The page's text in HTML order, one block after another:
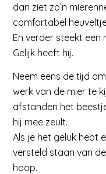
dan ziet zo’n
comfortabel
En verder steekt een
Gelijk heeft hij.
Neem eens de tijd
werk van de mier te
afstanden het
hij mee zeult.
Als je het geluk hebt
versteld staan van
hoop.